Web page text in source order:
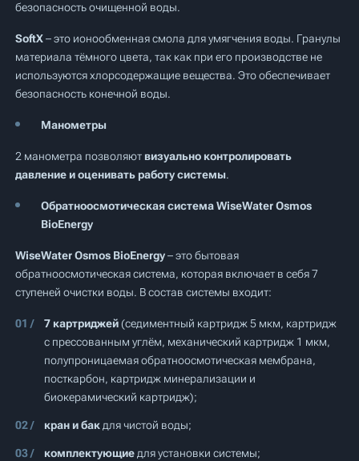
безопасность очищенной воды.
SoftX– это ионообменная смола для умягчения воды. Гранулы
материала тёмного цвета, так как при его производстве не
используются хлорсодержащие вещества. Это обеспечивает
безопасность конечной воды.
Манометры
2 манометра позволяют визуально контролировать
давление и оценивать работу системы.
Обратноосмотическая система WiseWater Osmos
BioEnergy
WiseWater Osmos BioEnergy– это бытовая
обратноосмотическая система, которая включает в себя 7
ступеней очистки воды. В состав системы входит:
7 картриджей(седиментный картридж 5 мкм, картридж
с прессованным углём, механический картридж 1 мкм,
полупроницаемая обратноосмотическая мембрана,
посткарбон, картридж минерализации и
биокерамический картридж);
кран и бак для чистой воды;
комплектующие для установки системы;